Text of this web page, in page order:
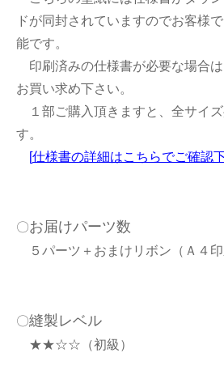
ドが同封されていますのでお客様
能です。
印刷済みの仕様書が必要な場合
お買い求め下さい。
１部ご購入頂きますと、全サイズ
す。
[仕様書の詳細はこちらでご確認下
〇お届けパーツ数
５パーツ＋おまけリボン（Ａ４印
〇縫製レベル
★★☆☆（初級）